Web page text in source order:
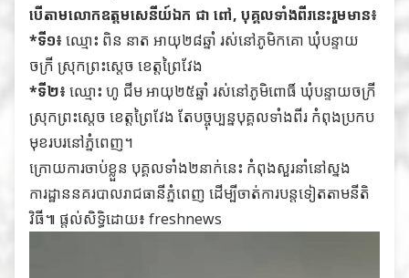
បើតាមលោកឧត្តមសេនីយ៍ឯក ជា ពៅ, បុគ្គលទាំងពីរនេះរួមមាន៖
*ទី១៖ ឈ្មោះ ពិន នាត អាយុ២៨ឆ្នាំ រស់នៅភូមិកគោ ឃុំបន្ទាយ
ចក្រី ស្រុកព្រះស្តេច ខេត្តព្រៃវែង
*ទី២៖ ឈ្មោះ ហូ ជីម អាយុ២៥ឆ្នាំ រស់នៅភូមិពោធិ៍ ឃុំបន្ទាយចក្រី
ស្រុកព្រះស្តេច ខេត្តព្រៃវែង តែបច្ចុប្បន្នបុគ្គលទាំងពីរ កំពុងប្រកប
មុខរបរនៅភ្នំពេញ។
ក្រោយការចាប់ខ្លួន បុគ្គលទាំង២នាក់នេះ កំពុងសួរនាំនៅស្នង
ការដ្ឋាននគរបាលរាជធានីភ្នំពេញ ដើម្បីចាត់ការបន្តទៀតតាមនីតិ
វិធី៕ ផ្តល់សិទ្ធិដោយ៖ freshnews